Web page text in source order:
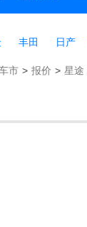
丰田 日产
市 > 报价 > 星途